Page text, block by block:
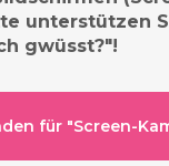
unterstützen
gwüsst?"!
für "Screen-